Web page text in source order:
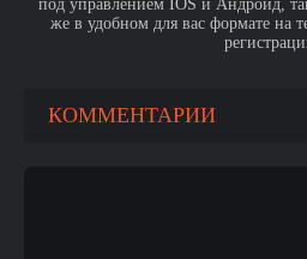
под управлением IOS и Андроид,
же в удобном для вас формате на
КОММЕНТАРИИ